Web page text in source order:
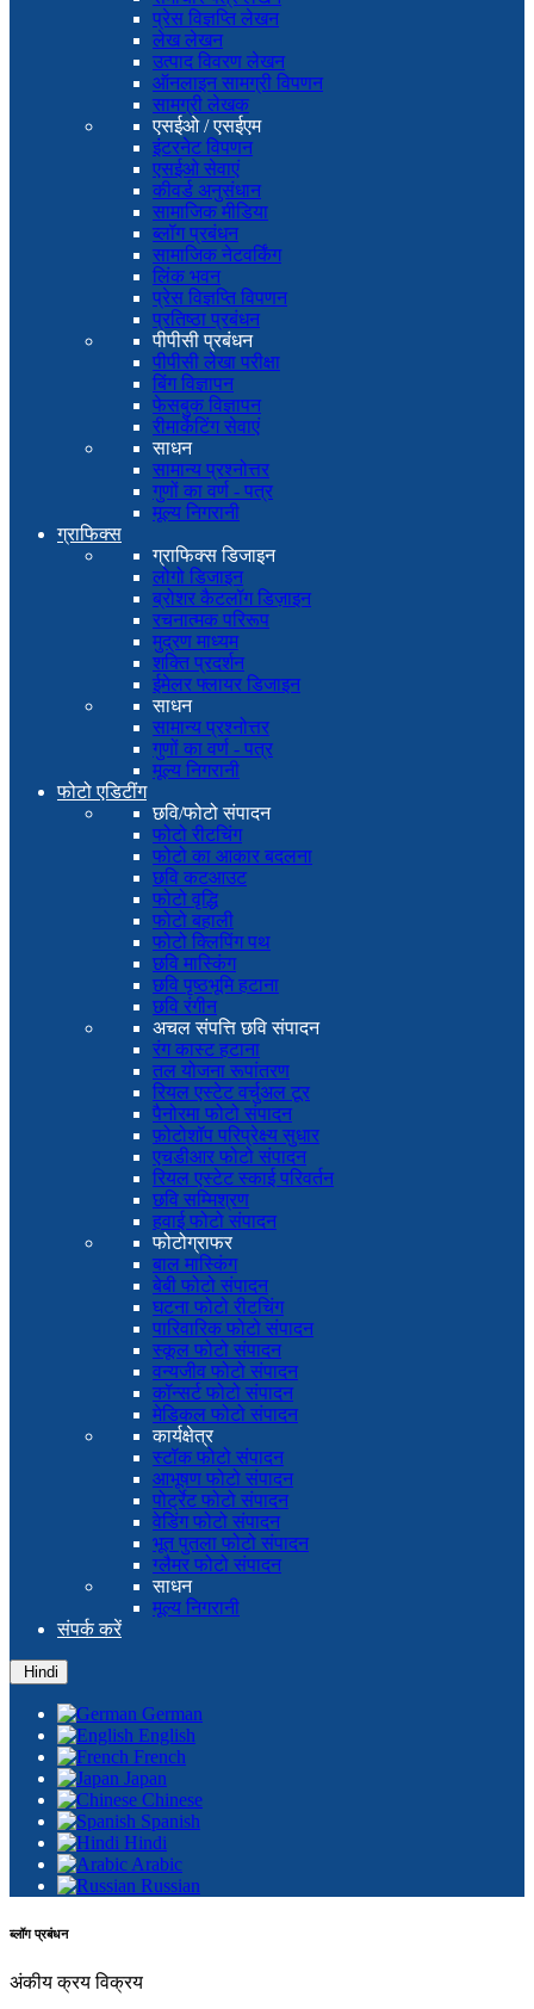
प्रेस विज्ञप्ति लेखन
लेख लेखन
उत्पाद विवरण लेखन
ऑनलाइन सामग्री विपणन
सामग्री लेखक
एसईओ / एसईएम
इंटरनेट विपणन
एसईओ सेवाएं
कीवर्ड अनुसंधान
सामाजिक मीडिया
ब्लॉग प्रबंधन
सामाजिक नेटवर्किंग
लिंक भवन
प्रेस विज्ञप्ति विपणन
प्रतिष्ठा प्रबंधन
पीपीसी प्रबंधन
पीपीसी लेखा परीक्षा
बिंग विज्ञापन
फेसबुक विज्ञापन
रीमार्केटिंग सेवाएं
साधन
सामान्य प्रश्नोत्तर
गुणों का वर्ण - पत्र
मूल्य निगरानी
ग्राफिक्स
ग्राफिक्स डिजाइन
लोगो डिजाइन
ब्रोशर कैटलॉग डिज़ाइन
रचनात्मक परिरूप
मुद्रण माध्यम
शक्ति प्रदर्शन
ईमेलर फ्लायर डिजाइन
साधन
सामान्य प्रश्नोत्तर
गुणों का वर्ण - पत्र
मूल्य निगरानी
फोटो एडिटींग
छवि/फोटो संपादन
फोटो रीटचिंग
फोटो का आकार बदलना
छवि कटआउट
फोटो वृद्धि
फोटो बहाली
फोटो क्लिपिंग पथ
छवि मास्किंग
छवि पृष्ठभूमि हटाना
छवि रंगीन
अचल संपत्ति छवि संपादन
रंग कास्ट हटाना
तल योजना रूपांतरण
रियल एस्टेट वर्चुअल टूर
पैनोरमा फोटो संपादन
फ़ोटोशॉप परिप्रेक्ष्य सुधार
एचडीआर फोटो संपादन
रियल एस्टेट स्काई परिवर्तन
छवि सम्मिश्रण
हवाई फोटो संपादन
फोटोग्राफर
बाल मास्किंग
बेबी फोटो संपादन
घटना फोटो रीटचिंग
पारिवारिक फोटो संपादन
स्कूल फोटो संपादन
वन्यजीव फोटो संपादन
कॉन्सर्ट फोटो संपादन
मेडिकल फोटो संपादन
कार्यक्षेत्र
स्टॉक फोटो संपादन
आभूषण फोटो संपादन
पोर्ट्रेट फोटो संपादन
वेडिंग फोटो संपादन
भूत पुतला फोटो संपादन
ग्लैमर फोटो संपादन
साधन
मूल्य निगरानी
संपर्क करें
Hindi
German
English
French
Japan
Chinese
Spanish
Hindi
Arabic
Russian
ब्लॉग प्रबंधन
अंकीय क्रय विक्रय